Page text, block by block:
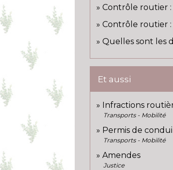
Contrôle routier :
Contrôle routier :
Quelles sont les
Et aussi
Infractions
Transports - Mobilité
Permis de
Transports - Mobilité
Amendes
Justice